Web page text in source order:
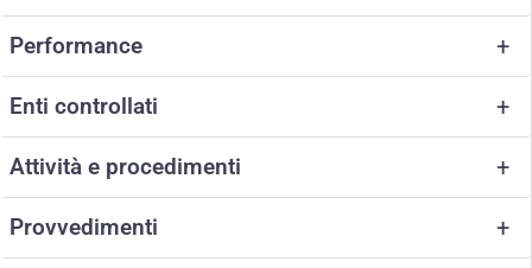
+
Performance
+
Enti controllati
+
Attività e procedimenti
+
Provvedimenti